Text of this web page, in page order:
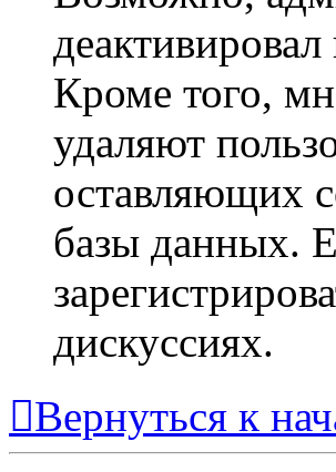
Кроме того,
удаляют
оставляющих
базы данных.
дискуссиях.
Вернуться к